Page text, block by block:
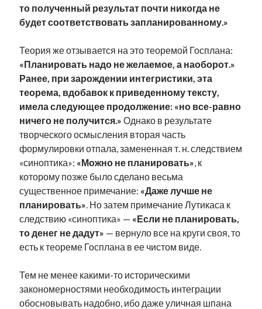
то полученный результат почти никогда не
будет соответствовать запланированному.»
Теория же отзывается на это теоремой Госплана:
«Планировать надо не желаемое, а наоборот.»
Ранее, при зарождении интегристики, эта
теорема, вдобавок к приведенному тексту,
имела следующее продолжение: «но все-равно
ничего не получится.» Однако в результате
творческого осмысления вторая часть
формулировки отпала, замененная т. н. следствием
«синоптика»: «Можно не планировать», к
которому позже было сделано весьма
существенное примечание: «Даже лучше не
планировать». Но затем примечание Лутикаса к
следствию «синоптика» — «Если не планировать,
то денег не дадут» — вернуло все на круги своя, то
есть к теореме Госплана в ее чистом виде.
Тем не менее какими-то историческими
закономерностями необходимость интеграции
обосновывать надобно, ибо даже уличная шпана